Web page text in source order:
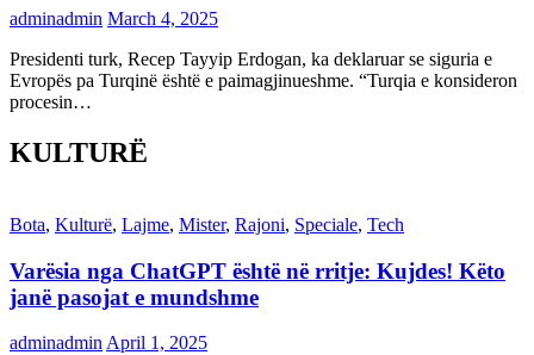
adminadmin March 4, 2025
Presidenti turk, Recep Tayyip Erdogan, ka deklaruar se siguria e
Evropës pa Turqinë është e paimagjinueshme. “Turqia e konsideron
procesin…
KULTURË
Bota, Kulturë, Lajme, Mister, Rajoni, Speciale, Tech
Varësia nga ChatGPT është në rritje: Kujdes! Këto
janë pasojat e mundshme
adminadmin April 1, 2025